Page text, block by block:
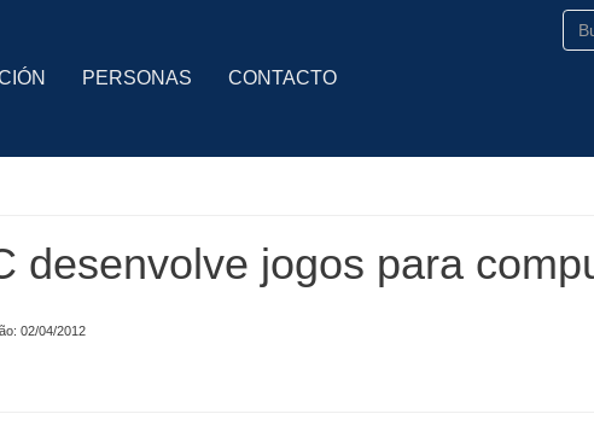
PERSONAS CONTACTO
desenvolve jogos para
02/04/2012